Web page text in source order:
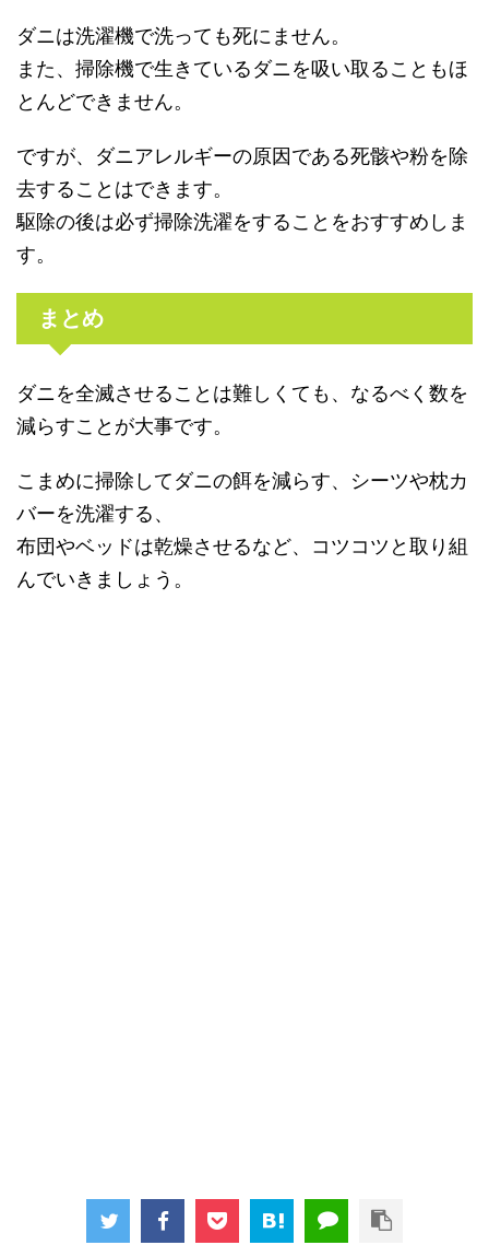
ダニは洗濯機で洗っても死にません。
また、掃除機で生きているダニを吸い取ることもほ
とんどできません。
ですが、ダニアレルギーの原因である死骸や粉を除
去することはできます。
駆除の後は必ず掃除洗濯をすることをおすすめしま
す。
まとめ
ダニを全滅させることは難しくても、なるべく数を
減らすことが大事です。
こまめに掃除してダニの餌を減らす、シーツや枕カ
バーを洗濯する、
布団やベッドは乾燥させるなど、コツコツと取り組
んでいきましょう。